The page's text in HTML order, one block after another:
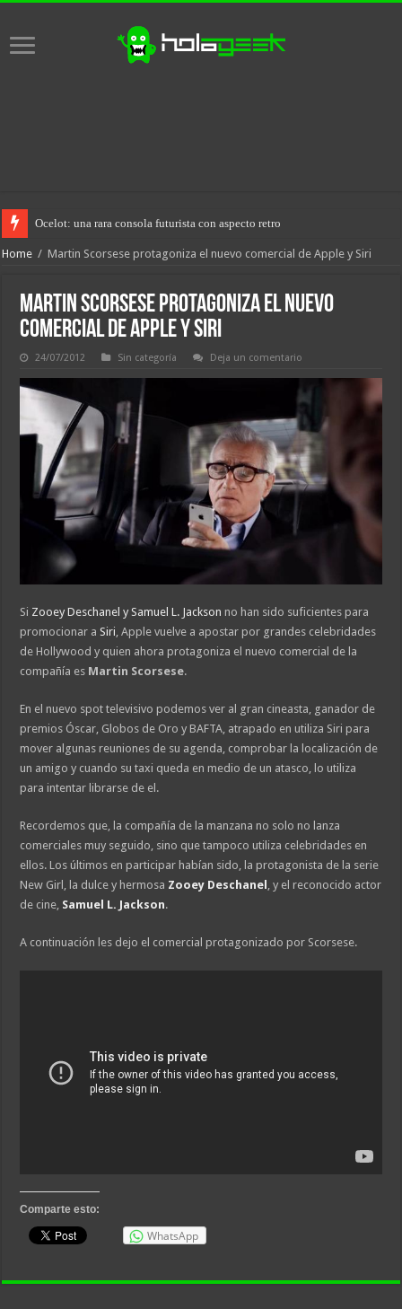
Ocelot: una rara consola futurista con aspecto retro
Home / Martin Scorsese protagoniza el nuevo comercial de Apple y Siri
Martin Scorsese protagoniza el nuevo
comercial de Apple y Siri
24/07/2012 Sin categoría Deja un comentario
Si Zooey Deschanel y Samuel L. Jackson no han sido suficientes para
promocionar aSiri , Apple vuelve a apostar por grandes celebridades
de Hollywood y quien ahora protagoniza el nuevo comercial de la
compañía es Martin Scorsese.
En el nuevo spot televisivo podemos ver al gran cineasta, ganador de
premios Óscar, Globos de Oro y BAFTA, atrapado en utiliza Siri para
mover algunas reuniones de su agenda, comprobar la localización de
un amigo y cuando su taxi queda en medio de un atasco, lo utiliza
para intentar librarse de el.
Recordemos que, la compañía de la manzana no solo no lanza
comerciales muy seguido, sino que tampoco utiliza celebridades en
ellos. Los últimos en participar habían sido, la protagonista de la serie
New Girl, la dulce y hermosa Zooey Deschanel
, y el reconocido actor
de cine, Samuel L. Jackson.
A continuación les dejo el comercial protagonizado por Scorsese.
Comparte esto:
WhatsApp